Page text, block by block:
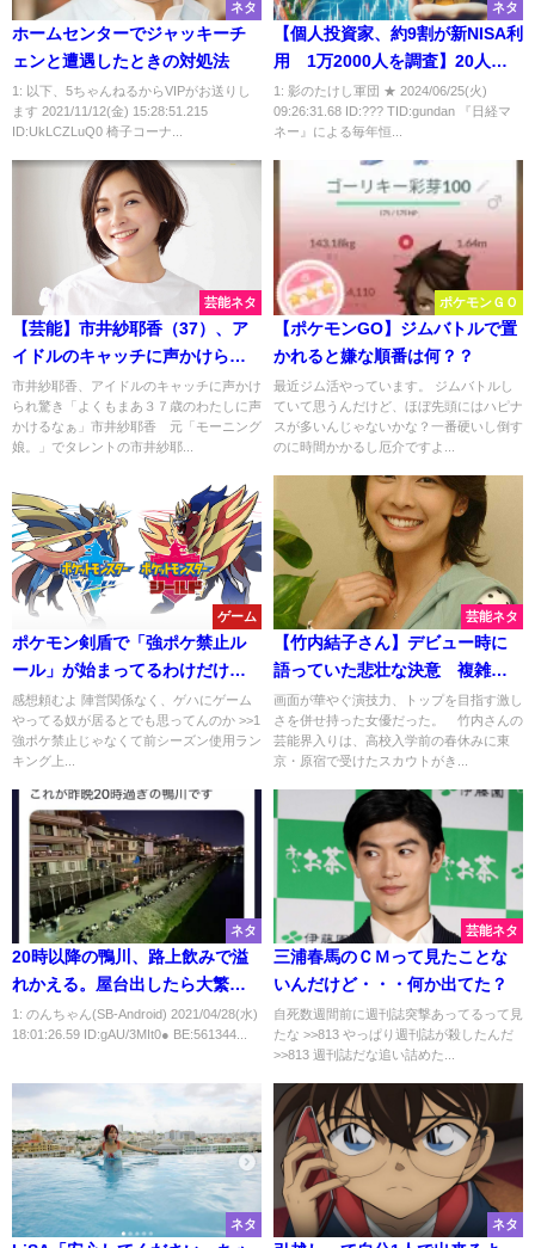
ネタ
ホームセンターでジャッキーチ
ェンと遭遇したときの対処法
1: 以下、5ちゃんねるからVIPがお送りし
ます 2021/11/12(金) 15:28:51.215
ID:UkLCZLuQ0 椅子コーナ...
ネタ
【個人投資家、約9割が新NISA利
用 1万2000人を調査】20人に1
人が「資産1億円超」 30代前半
で達成した人も
1: 影のたけし軍団 ★ 2024/06/25(火)
09:26:31.68 ID:??? TID:gundan 『日経マ
ネー』による毎年恒...
芸能ネタ
【芸能】市井紗耶香（37）、ア
イドルのキャッチに声かけられ
るｗｗ
市井紗耶香、アイドルのキャッチに声かけ
られ驚き「よくもまあ３７歳のわたしに声
かけるなぁ」市井紗耶香 元「モーニング
娘。」でタレントの市井紗耶...
ポケモンＧＯ
【ポケモンGO】ジムバトルで置
かれると嫌な順番は何？？
最近ジム活やっています。 ジムバトルし
ていて思うんだけど、ほぼ先頭にはハピナ
スが多いんじゃないかな？一番硬いし倒す
のに時間かかるし厄介ですよ...
ゲーム
ポケモン剣盾で「強ポケ禁止ル
ール」が始まってるわけだけど
任豚はやってる？
感想頼むよ 陣営関係なく、ゲハにゲーム
やってる奴が居るとでも思ってんのか >>1
強ポケ禁止じゃなくて前シーズン使用ラン
キング上...
芸能ネタ
【竹内結子さん】デビュー時に
語っていた悲壮な決意 複雑な
家庭環境バネにつかんだトップ
女優の座
画面が華やぐ演技力、トップを目指す激し
さを併せ持った女優だった。 竹内さんの
芸能界入りは、高校入学前の春休みに東
京・原宿で受けたスカウトがき...
ネタ
20時以降の鴨川、路上飲みで溢
れかえる。屋台出したら大繁盛
だろ
1: のんちゃん(SB-Android) 2021/04/28(水)
18:01:26.59 ID:gAU/3MIt0● BE:561344...
芸能ネタ
三浦春馬のＣＭって見たことな
いんだけど・・・何か出てた？
自死数週間前に週刊誌突撃あってるって見
たな >>813 やっぱり週刊誌が殺したんだ
>>813 週刊誌だな追い詰めた...
ネタ ネタ